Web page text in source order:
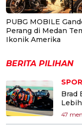
PUBG MOBILE
Perang di Medan
Ikonik Amerika
BERITA PILIHAN
Brad
47